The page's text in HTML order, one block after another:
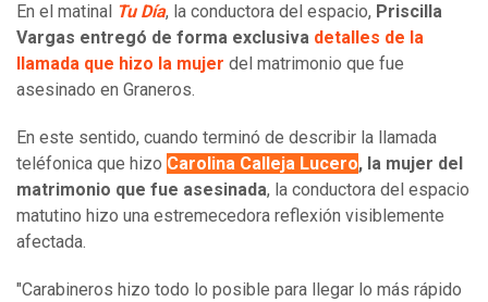
En el matinal Tu Día, la conductora del espacio, Priscilla
Vargas entregó de forma exclusiva detalles de la
llamada que hizo la mujer del matrimonio que fue
asesinado en Graneros.
En este sentido, cuando terminó de describir la llamada
teléfonica que hizo Carolina Calleja Lucero, la mujer del
matrimonio que fue asesinada, la conductora del espacio
matutino hizo una estremecedora reflexión visiblemente
afectada.
"Carabineros hizo todo lo posible para llegar lo más rápido